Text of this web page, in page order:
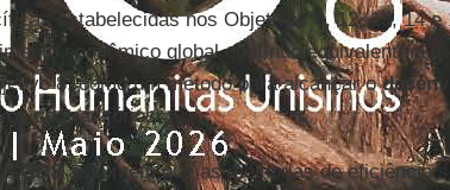
estabelecidas nos Objetivos 6, 12, 13, 14 e
econômico global contínuo equivalente a
8, como um método para alcançar o
contraditórios.
ODSassumem que as melhorias de eficiência